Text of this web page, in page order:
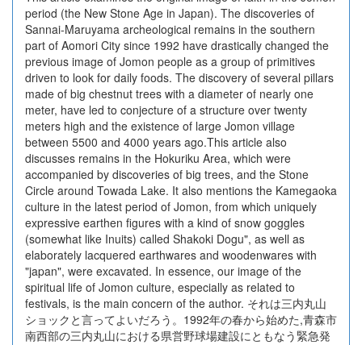
period (the New Stone Age in Japan). The discoveries of
Sannai-Maruyama archeological remains in the southern
part of Aomori City since 1992 have drastically changed the
previous image of Jomon people as a group of primitives
driven to look for daily foods. The discovery of several pillars
made of big chestnut trees with a diameter of nearly one
meter, have led to conjecture of a structure over twenty
meters high and the existence of large Jomon village
between 5500 and 4000 years ago.This article also
discusses remains in the Hokuriku Area, which were
accompanied by discoveries of big trees, and the Stone
Circle around Towada Lake. It also mentions the Kamegaoka
culture in the latest period of Jomon, from which uniquely
expressive earthen figures with a kind of snow goggles
(somewhat like Inuits) called Shakoki Dogu", as well as
elaborately lacquered earthwares and woodenwares with
"japan", were excavated. In essence, our image of the
spiritual life of Jomon culture, especially as related to
festivals, is the main concern of the author. それは三内丸山
ショックと言ってよいだろう。1992年の春から始めた,青森市
南西部の三内丸山における県営野球場建設にともなう緊急発